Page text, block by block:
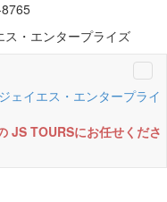
・エンタープライズ
JS TOURSにお任せくださ